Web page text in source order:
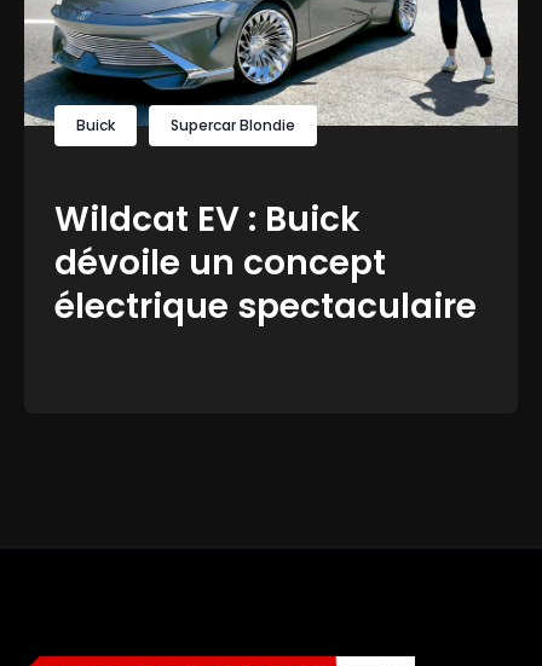
Buick Supercar Blondie
Wildcat EV : Buick
dévoile un concept
électrique spectaculaire